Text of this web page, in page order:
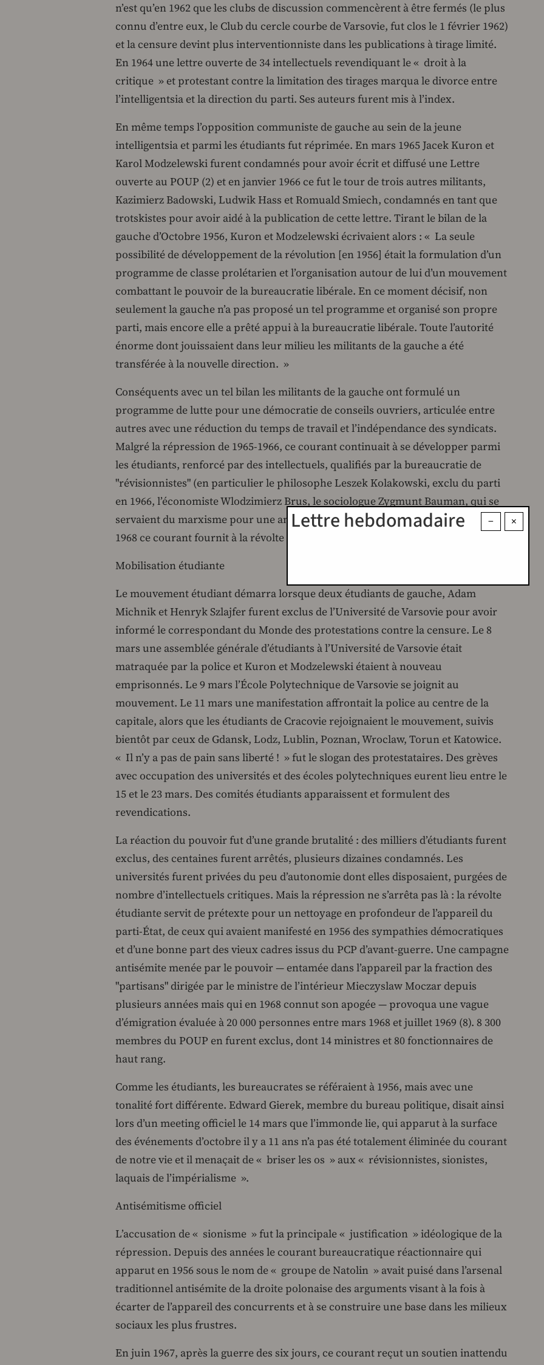
n’est qu’en 1962 que les clubs de discussion commencèrent à être fermés (le plus
connu d’entre eux, le Club du cercle courbe de Varsovie, fut clos le 1 février 1962)
et la censure devint plus interventionniste dans les publications à tirage limité.
En 1964 une lettre ouverte de 34 intellectuels revendiquant le « droit à la
critique » et protestant contre la limitation des tirages marqua le divorce entre
l’intelligentsia et la direction du parti. Ses auteurs furent mis à l’index.
En même temps l’opposition communiste de gauche au sein de la jeune
intelligentsia et parmi les étudiants fut réprimée. En mars 1965 Jacek Kuron et
Karol Modzelewski furent condamnés pour avoir écrit et diffusé une Lettre
ouverte au POUP (2) et en janvier 1966 ce fut le tour de trois autres militants,
Kazimierz Badowski, Ludwik Hass et Romuald Smiech, condamnés en tant que
trotskistes pour avoir aidé à la publication de cette lettre. Tirant le bilan de la
gauche d’Octobre 1956, Kuron et Modzelewski écrivaient alors : « La seule
possibilité de développement de la révolution [en 1956] était la formulation d’un
programme de classe prolétarien et l’organisation autour de lui d’un mouvement
combattant le pouvoir de la bureaucratie libérale. En ce moment décisif, non
seulement la gauche n’a pas proposé un tel programme et organisé son propre
parti, mais encore elle a prêté appui à la bureaucratie libérale. Toute l’autorité
énorme dont jouissaient dans leur milieu les militants de la gauche a été
transférée à la nouvelle direction. »
Conséquents avec un tel bilan les militants de la gauche ont formulé un
programme de lutte pour une démocratie de conseils ouvriers, articulée entre
autres avec une réduction du temps de travail et l’indépendance des syndicats.
Malgré la répression de 1965-1966, ce courant continuait à se développer parmi
les étudiants, renforcé par des intellectuels, qualifiés par la bureaucratie de
"révisionnistes" (en particulier le philosophe Leszek Kolakowski, exclu du parti
en 1966, l’économiste Wlodzimierz Brus, le sociologue Zygmunt Bauman, qui se
servaient du marxisme pour une analyse critique de la Pologne populaire). En
1968 ce courant fournit à la révolte étudiante la majorité de ses animateurs.
Mobilisation étudiante
Le mouvement étudiant démarra lorsque deux étudiants de gauche, Adam
Michnik et Henryk Szlajfer furent exclus de l’Université de Varsovie pour avoir
informé le correspondant du Monde des protestations contre la censure. Le 8
mars une assemblée générale d’étudiants à l’Université de Varsovie était
matraquée par la police et Kuron et Modzelewski étaient à nouveau
emprisonnés. Le 9 mars l’École Polytechnique de Varsovie se joignit au
mouvement. Le 11 mars une manifestation affrontait la police au centre de la
capitale, alors que les étudiants de Cracovie rejoignaient le mouvement, suivis
bientôt par ceux de Gdansk, Lodz, Lublin, Poznan, Wroclaw, Torun et Katowice.
« Il n’y a pas de pain sans liberté ! » fut le slogan des protestataires. Des grèves
avec occupation des universités et des écoles polytechniques eurent lieu entre le
15 et le 23 mars. Des comités étudiants apparaissent et formulent des
revendications.
La réaction du pouvoir fut d’une grande brutalité : des milliers d’étudiants furent
exclus, des centaines furent arrêtés, plusieurs dizaines condamnés. Les
universités furent privées du peu d’autonomie dont elles disposaient, purgées de
nombre d’intellectuels critiques. Mais la répression ne s’arrêta pas là : la révolte
étudiante servit de prétexte pour un nettoyage en profondeur de l’appareil du
parti-État, de ceux qui avaient manifesté en 1956 des sympathies démocratiques
et d’une bonne part des vieux cadres issus du PCP d’avant-guerre. Une campagne
antisémite menée par le pouvoir — entamée dans l’appareil par la fraction des
"partisans" dirigée par le ministre de l’intérieur Mieczyslaw Moczar depuis
plusieurs années mais qui en 1968 connut son apogée — provoqua une vague
d’émigration évaluée à 20 000 personnes entre mars 1968 et juillet 1969 (8). 8 300
membres du POUP en furent exclus, dont 14 ministres et 80 fonctionnaires de
haut rang.
Comme les étudiants, les bureaucrates se référaient à 1956, mais avec une
tonalité fort différente. Edward Gierek, membre du bureau politique, disait ainsi
lors d’un meeting officiel le 14 mars que l’immonde lie, qui apparut à la surface
des événements d’octobre il y a 11 ans n’a pas été totalement éliminée du courant
de notre vie et il menaçait de « briser les os » aux « révisionnistes, sionistes,
laquais de l’impérialisme ».
Antisémitisme officiel
L’accusation de « sionisme » fut la principale « justification » idéologique de la
répression. Depuis des années le courant bureaucratique réactionnaire qui
apparut en 1956 sous le nom de « groupe de Natolin » avait puisé dans l’arsenal
traditionnel antisémite de la droite polonaise des arguments visant à la fois à
écarter de l’appareil des concurrents et à se construire une base dans les milieux
sociaux les plus frustres.
En juin 1967, après la guerre des six jours, ce courant reçut un soutien inattendu
×
−
Lettre hebdomadaire